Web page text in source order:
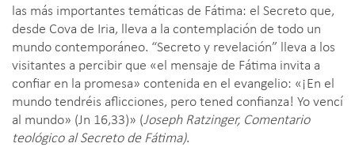
las más importantes temáticas de Fátima: el Secreto que,
desde Cova de Iria, lleva a la contemplación de todo un
mundo contemporáneo. “Secreto y revelación” lleva a los
visitantes a percibir que «el mensaje de Fátima invita a
confiar en la promesa» contenida en el evangelio: «¡En el
mundo tendréis aflicciones, pero tened confianza! Yo vencí
al mundo» (Jn 16,33)» (Joseph Ratzinger, Comentario
teológico al Secreto de Fátima).